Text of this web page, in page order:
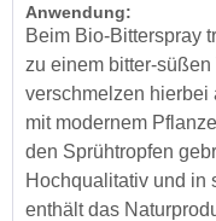
Anwendung:
Beim Bio-Bitterspray
zu einem bitter-
verschmelzen hierbei
mit modernem
den Sprühtropfen
Hochqualitativ und in
enthält das